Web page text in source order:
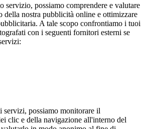
servizio, possiamo comprendere e valutare
della nostra pubblicità online e ottimizzare
A tale scopo confrontiamo i tuoi
con i seguenti fornitori esterni se
servizi, possiamo monitorare il
clic e della navigazione all'interno del